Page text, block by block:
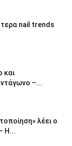
nail trends
και
–...
λέει ο
Η...